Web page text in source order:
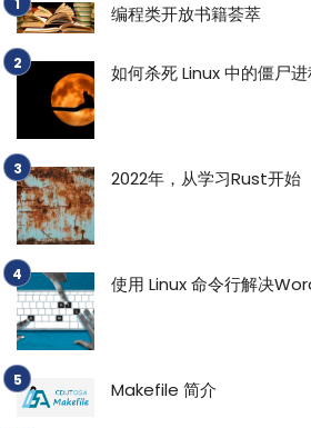
编程类开放书籍荟萃
如何杀死 Linux 中的僵尸进
2022年，从学习Rust开始
使用 Linux 命令行解决
Makefile 简介